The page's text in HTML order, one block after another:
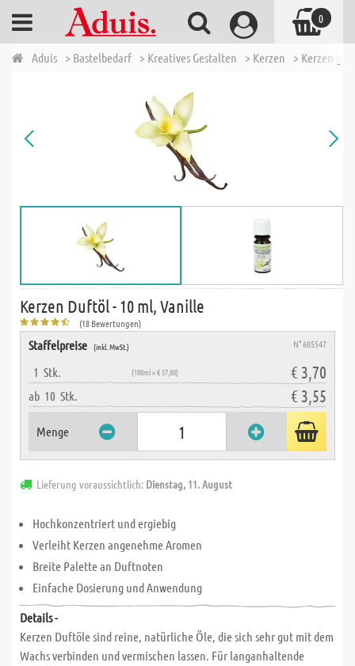
Aduis > Bastelbedarf > Kreatives Gestalten > Kerzen > Kerzen
Kerzen Duftöl - 10 ml, Vanille
(18 Bewertungen)
Staffelpreise (inkl. MwSt.) N° 605547
1 Stk. (100ml = € 37,00) € 3,70
ab 10 Stk. € 3,55
Menge
Lieferung voraussichtlich: Dienstag, 11. August
Hochkonzentriert und ergiebig
Verleiht Kerzen angenehme Aromen
Breite Palette an Duftnoten
Einfache Dosierung und Anwendung
Details -
Kerzen Duftöle sind reine, natürliche Öle, die sich sehr gut mit dem
Wachs verbinden und vermischen lassen. Für langanhaltende
0